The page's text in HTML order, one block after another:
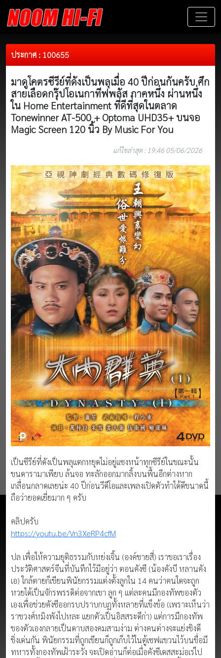
ประกาศ : 100655
มาดูโคตรซีรีย์ที่ดังเป็นพลุเมื่อ 40 ปีก่อนกันครับ ศึก
สายเลือดกรุ๊ปโอเนกาทีฟพลัส ภาคหนึ่ง ผ่านหนึ่ง
ใน Home Entertainment ที่ดีที่สุดในตลาด
Tonewinner AT-500 + Optoma UHD35+ บนจอ
Magic Screen 120 นิ้ว By Music For You
แก้ไขล่าสุด : 19:46 05/06/2026
เป็นซีรีย์ที่ดังเป็นพลุแตกหยุดไม่อยู่แซงหน้าทุกซีรีย์ในขณะนั้น
ขนดารามาเพียบ ล้นจอ ทะลักออกมากลิ้งบนพื้นอีกต่างหาก
เกลื่อนกลาดเลยน่ะ 40 ปีก่อนวีดีโอและเพลงเปิดตัวทำได้ดีขนาดนี้
ถือว่ายอดเยี่ยมาก ๆ ครับ
คลิปครับ
https://youtu.be/Vn3XeRP4cfM
ปล เพื่อให้ความยุติธรรมกับหย่งเจิ้น (องค์ชายสี่) เราขอเราเรื่อง
ประวัติศาสตร์จีนที่บันทึกไว้มีอยู่ว่า ตอนคังซี (น้องคังบี หลานคัง
เอ) ใกล้ตายก็เขียนพินัยกรรมแต่งตั้งลูกใน 14 คนว่าคนใดจะถูก
หวยได้เป็นจักรพรรดิต่อจากเขา ลูก ๆ แต่ละคนมีกองทัพของตัว
เองเพื่อช่วยคังซีออกรบปราบกบฏทั้งหลายที่แข็งข้อ (เพราะเห็นว่า
ราชวงศ์หมิงพังไปหละ แยกตัวเป็นอิสสระดีก่า) แต่การมีกองทัพ
ของตัวเองกลายเป็นดาบสองคมสามง่าม ต่างคนต่างจะแย่งชิงดี
ชิ่งเด่นกัน พินัยกรรมที่ถูกเขียนก็ถูกเก็บไว้ในตู้เซฟแขวนไว้บนขื่อมี
ทหารทั้งกองทัพเฝ้าระวัง จะเปิดอ่านก็ต่อเมื่อคังซีเดสสะม่อเร่ไป